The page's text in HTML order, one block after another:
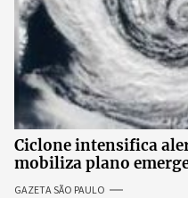
Ciclone intensifica
mobiliza plano
impactos no
GAZETA SÃO PAULO